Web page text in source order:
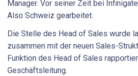
Manager. Vor seiner Zeit bei
Also Schweiz gearbeitet.
Die Stelle des Head of Sales wurde
zusammen mit der neuen Sales-
Funktion des Head of Sales
Geschäftsleitung.